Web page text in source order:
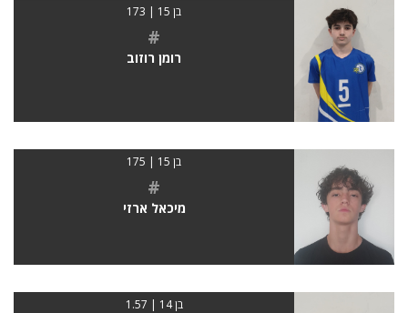
בן 15 | 173
#
רומן רוזוב
בן 15 | 175
#
מיכאל ארזי
בן 14 | 1.57